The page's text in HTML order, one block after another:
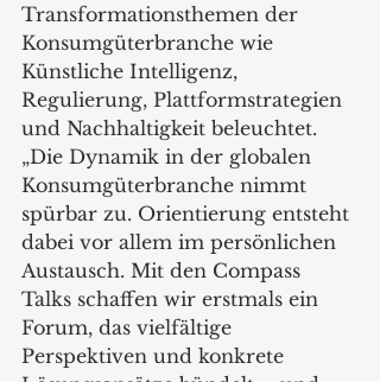
Transformationsthemen der
Konsumgüterbranche wie
Künstliche Intelligenz,
Regulierung, Plattformstrategien
und Nachhaltigkeit beleuchtet.
„Die Dynamik in der globalen
Konsumgüterbranche nimmt
spürbar zu. Orientierung entsteht
dabei vor allem im persönlichen
Austausch. Mit den Compass
Talks schaffen wir erstmals ein
Forum, das vielfältige
Perspektiven und konkrete